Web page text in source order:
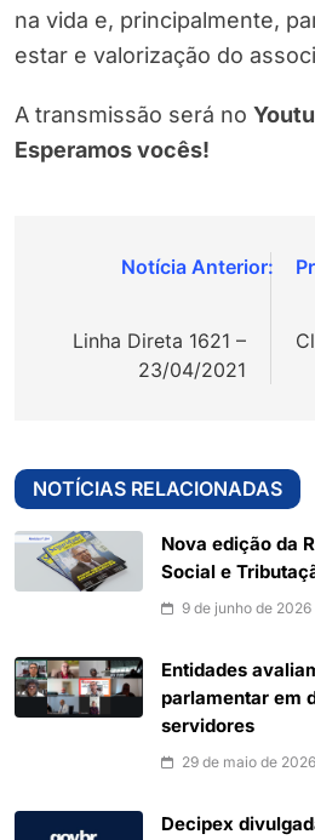
na vida e, principalmente,
estar e valorização do
A transmissão será no
Esperamos vocês!
Navegação
Post
Linha Direta 1621 –
23/04/2021
NOTÍCIAS RELACIONADAS
Nova edição da
Social e
9 de junho de 2026
Entidades
parlamentar em
servidores
29 de maio de 2026
Decipex